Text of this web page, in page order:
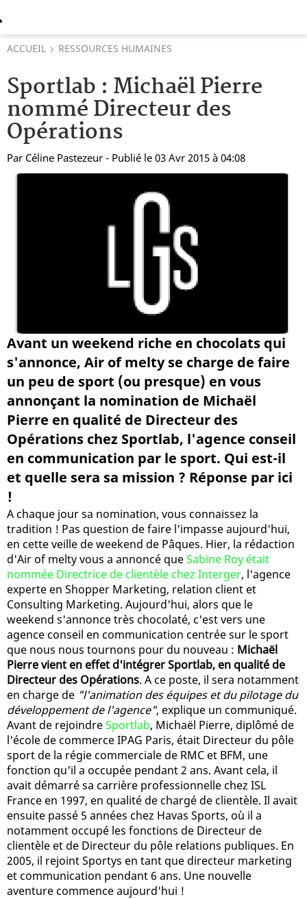
ACCUEIL RESSOURCES HUMAINES
Sportlab : Michaël Pierre
nommé Directeur des
Opérations
Par Céline Pastezeur - Publié le 03 Avr 2015 à 04:08
Avant un weekend riche en chocolats qui
s'annonce, Air of melty se charge de faire
un peu de sport (ou presque) en vous
annonçant la nomination de Michaël
Pierre en qualité de Directeur des
Opérations chez Sportlab, l'agence conseil
en communication par le sport. Qui est-il
et quelle sera sa mission ? Réponse par ici
!
A chaque jour sa nomination, vous connaissez la
tradition ! Pas question de faire l'impasse aujourd'hui,
en cette veille de weekend de Pâques. Hier, la rédaction
d'Air of melty vous a annoncé queSabine Roy était
nommée Directrice de clientèle chez Interger, l'agence
experte en Shopper Marketing, relation client et
Consulting Marketing. Aujourd'hui, alors que le
weekend s'annonce très chocolaté, c'est vers une
agence conseil en communication centrée sur le sport
que nous nous tournons pour du nouveau : Michaël
Pierre vient en effet d'intégrer Sportlab, en qualité de
Directeur des Opérations. A ce poste, il sera notamment
en charge de "l'animation des équipes et du pilotage du
développement de l'agence", explique un communiqué.
Avant de rejoindreSportlab, Michaël Pierre, diplômé de
l'école de commerce IPAG Paris, était Directeur du pôle
sport de la régie commerciale de RMC et BFM, une
fonction qu'il a occupée pendant 2 ans. Avant cela, il
avait démarré sa carrière professionnelle chez ISL
France en 1997, en qualité de chargé de clientèle. Il avait
ensuite passé 5 années chez Havas Sports, où il a
notamment occupé les fonctions de Directeur de
clientèle et de Directeur du pôle relations publiques. En
2005, il rejoint Sportys en tant que directeur marketing
et communication pendant 6 ans. Une nouvelle
aventure commence aujourd'hui !